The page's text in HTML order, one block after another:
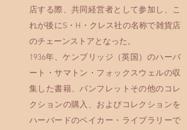
店する際、共同経営者として参加し、こ
れが後にS・H・クレス社の名称で雑貨店
のチェーンストアとなった。
1936年、ケンブリッジ（英国）のハーバ
ート・サマトン・フォックスウェルの収
集した書籍、パンフレットその他のコレ
クションの購入、およびコレクションを
ハーバードのベイカー・ライブラリーで